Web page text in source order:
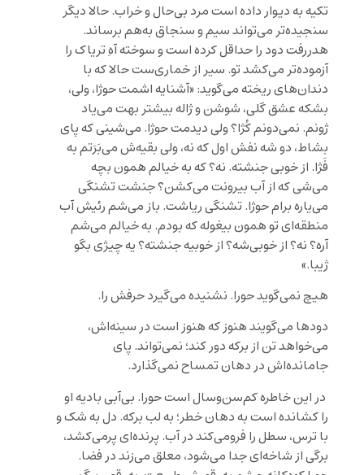
تکیه به دیوار داده است مرد بی‌حال و خراب. حالا دیگر
سنجیده‌تر می‌تواند سیم و سنجاق به‌هم برساند.
هدررفت دود را حداقل کرده است و سوخته آهِ تریاک را
آزموده‌تر می‌کشد تو. سیر از خماری‌ست حالا که با
دندان‌های ریخته می‌گوید: «آشنایه اشمت حوژا، ولی،
بشکه عشق گلی، شوشن و ژاله بیشتر بهت می‌یاد
ژونم. نمی‌دونم کُژا؟ ولی دیدمت حوژا. می‌شینی که پای
بشاط، دو شه نفش اول که نه، ولی بقیه‌ش می‌بَرَتم به
فَژا. از خوبی جنشته. نه؟ که به خیالم همون بچه
می‌شی که از آب بیرونت می‌کشن؟ جنشت تشنگی
می‌یاره برام حوژا. تشنگی ریاشت. باز می‌شم رئیش آب
منطقه‌ای تو همون بیغوله که بودم. به خیالم می‌شم
آره؟ نه؟ از خوبی‌شه؟ از خوبیه جنشته؟ یه چیژی بگو
ژیبا.»
هیچ نمی‌گوید حورا. نشنیده می‌گیرد حرفش را.
دودها می‌گویند هنوز که هنوز است در سینه‌اش،
می‌خواهد تن از برکه دور کند؛ نمی‌تواند. پای
جامانده‌اش در دهان تمساح نمی‌گذارد.
در این خاطره کم‌سن‌وسال است حورا. بی‌آبی بادیه او
را کشانده است به دهان خطر؛ به لب برکه. دل به شک و
با ترس، سطل را فرومی‌کند در آب. پرنده‌ای پرمی‌کشد،
برگی از شاخه‌ای جدا می‌شود، معلق می‌زند در فضا.